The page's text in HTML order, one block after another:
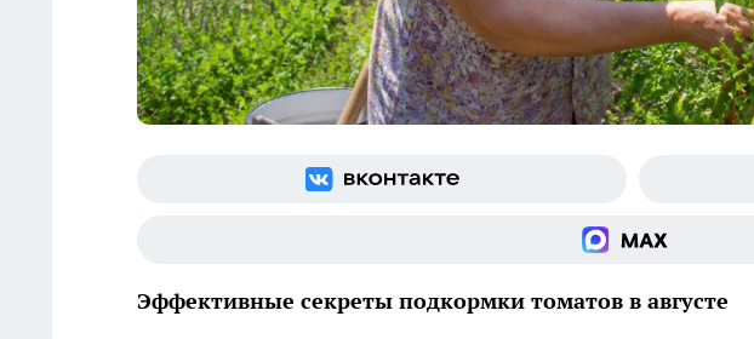
Эффективные секреты подкормки томатов в августе